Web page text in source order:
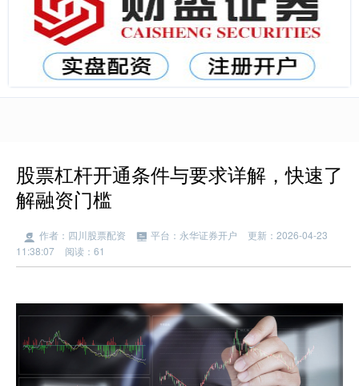
股票杠杆开通条件与要求详解，快速了
解融资门槛
作者：四川股票配资 平台：永华证券开户
更新：2026-04-23
11:38:07
阅读：61